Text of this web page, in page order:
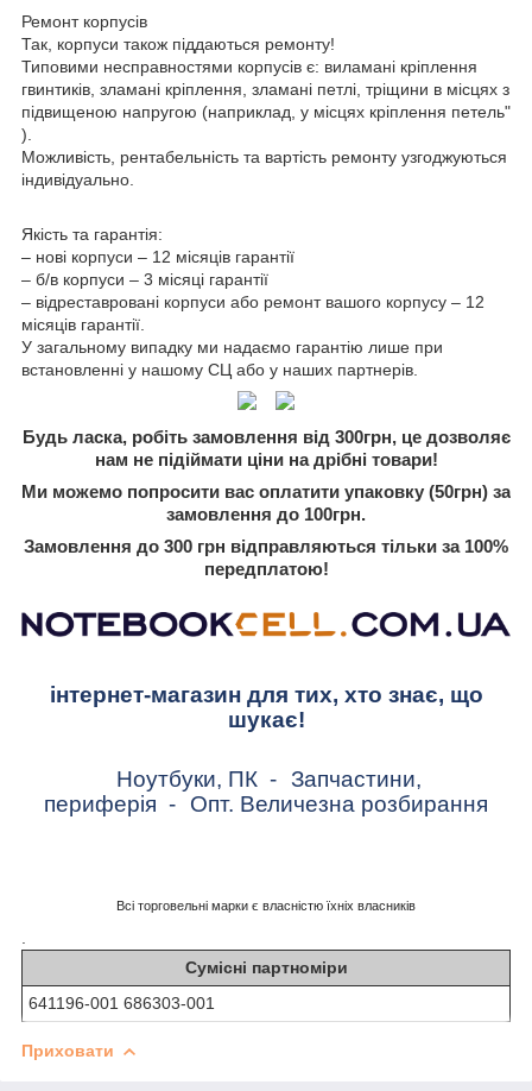
Ремонт корпусів
Так, корпуси також піддаються ремонту!
Типовими несправностями корпусів є: виламані кріплення
гвинтиків, зламані кріплення, зламані петлі, тріщини в місцях з
підвищеною напругою (наприклад, у місцях кріплення петель"
).
Можливість, рентабельність та вартість ремонту узгоджуються
індивідуально.
Якість та гарантія:
– нові корпуси – 12 місяців гарантії
– б/в корпуси – 3 місяці гарантії
– відреставровані корпуси або ремонт вашого корпусу – 12
місяців гарантії.
У загальному випадку ми надаємо гарантію лише при
встановленні у нашому СЦ або у наших партнерів.
Будь ласка, робіть замовлення від 300грн, це дозволяє
нам не підіймати ціни на дрібні товари!
Ми можемо попросити вас оплатити упаковку (50грн) за
замовлення до 100грн.
Замовлення до 300 грн відправляються тільки за 100%
передплатою!
інтернет-магазин для тих, хто знає, що
шукає!
Ноутбуки, ПК - Запчастини,
периферія - Опт. Величезна розбирання
Всі торговельні марки є власністю їхніх власників
Сумісні партноміри
641196-001 686303-001
Приховати